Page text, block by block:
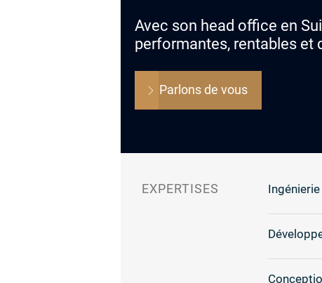
Avec son head office en
performantes, rentables et
Parlons de vous
EXPERTISES